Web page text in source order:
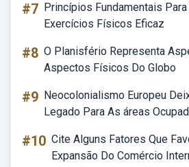
#7 Princípios Fundamentais
Exercícios Físicos Eficaz
#8 O Planisfério Representa
Aspectos Físicos Do Globo
#9 Neocolonialismo Europeu
Legado Para As áreas
#10 Cite Alguns Fatores Que
Expansão Do Comércio